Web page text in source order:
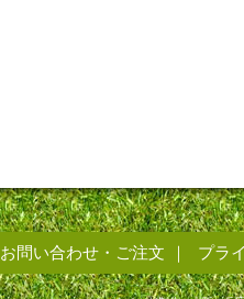
お問い合わせ・ご注文 プラ